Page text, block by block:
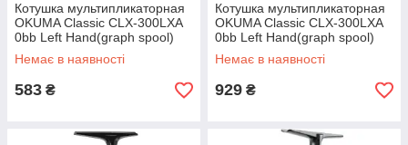
Котушка мультипликаторная
OKUMA Classic CLX-300LXA
0bb Left Hand(graph spool)
Немає в наявності
583 ₴
Котушка мультипликаторная
OKUMA Classic CLX-300LXA
0bb Left Hand(graph spool)
Немає в наявності
929 ₴